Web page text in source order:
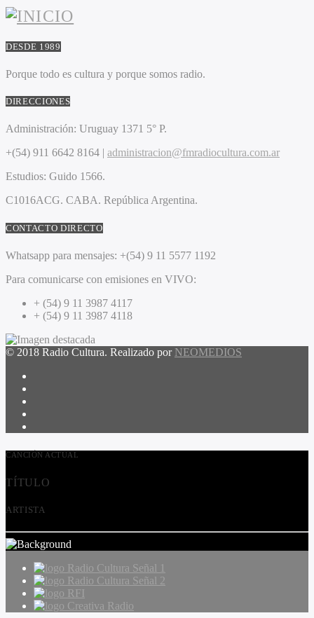
DESDE 1989
Porque todo es cultura y porque somos radio.
DIRECCIONES
Administración: Uruguay 1371 5° P.
+(54) 911 6642 8164 | administracion@fmradiocultura.com.ar
Estudios: Guido 1566.
C1016ACG. CABA. República Argentina.
CONTACTO DIRECTO
Whatsapp para mensajes: +(54) 9 11 5577 1192
Para comunicarse con emisiones en VIVO:
+ (54) 9 11 3987 4117
+ (54) 9 11 3987 4118
© 2018 Radio Cultura. Realizado por NEOMEDIOS
CANCIÓN ACTUAL
TÍTULO
ARTISTA
Radio Cultura Señal 1
Radio Cultura Señal 2
RFI
Creativa Radio